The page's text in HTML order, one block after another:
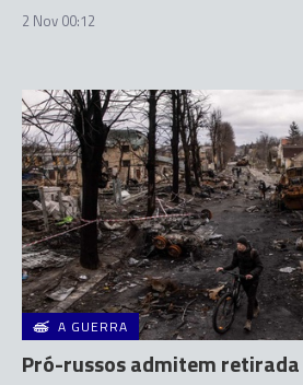
2 Nov 00:12
A GUERRA
Pró-russos admitem retirada